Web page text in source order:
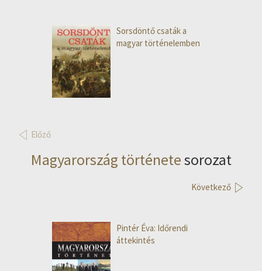
Sorsdöntő csaták a
magyar történelemben
Előző
Magyarország történetesorozat
Következő
Pintér Éva: Időrendi
áttekintés